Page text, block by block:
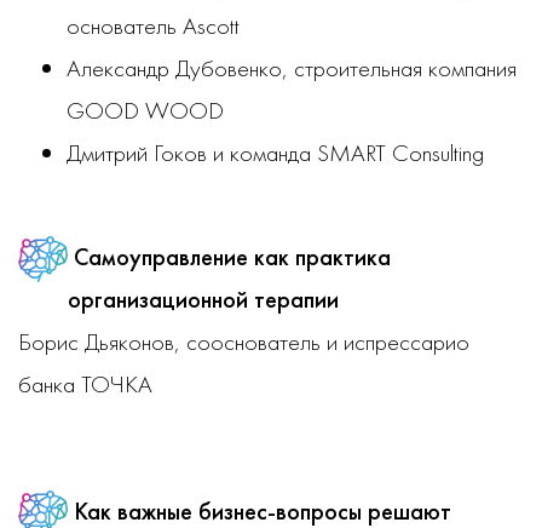
основатель Ascott
Александр Дубовенко, строительная компания
GOOD WOOD
Дмитрий Гоков и команда SMART Consulting
Самоуправление как практика
организационной терапии
Борис Дьяконов, сооснователь и испрессарио
банка ТОЧКА
Как важные бизнес-вопросы решают